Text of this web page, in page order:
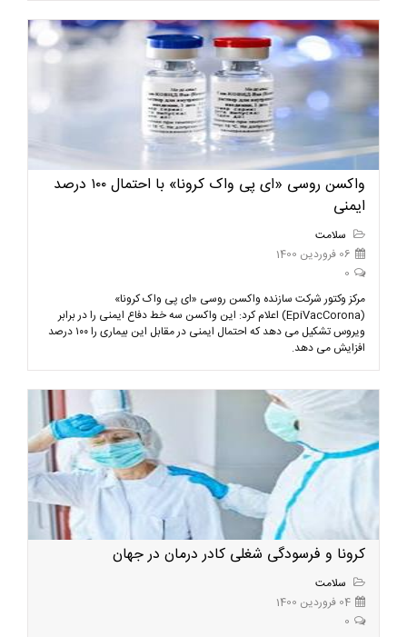
واکسن روسی «ای پی واک کرونا» با احتمال ۱۰۰ درصد
ایمنی
سلامت
06 فروردین 1400
0
مرکز وکتور شرکت سازنده واکسن روسی «ای پی واک کرونا»
(EpiVacCorona) اعلام کرد: این واکسن سه خط دفاع ایمنی را در برابر
ویروس تشکیل می دهد که احتمال ایمنی در مقابل این بیماری را ۱۰۰ درصد
افزایش می دهد.
کرونا و فرسودگی شغلی کادر درمان در جهان
سلامت
04 فروردین 1400
0